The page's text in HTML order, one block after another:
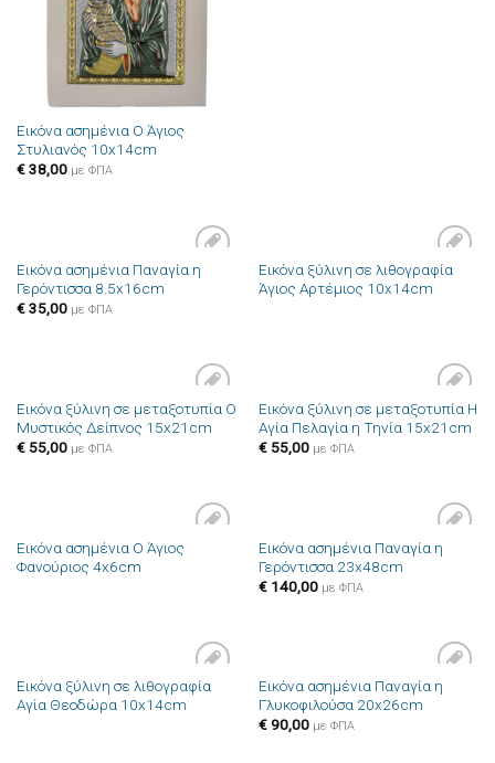
Εικόνα ασημένια Ο Άγιος
Στυλιανός 10x14cm
€38,00 με ΦΠΑ
Πρόσθήκη
στην λίστα
Εικόνα ασημένια Παναγία η
Γερόντισσα 8.5x16cm
€35,00 με ΦΠΑ
Πρόσθήκη
στην λίστα
Εικόνα ξύλινη σε λιθογραφία
Άγιος Αρτέμιος 10x14cm
Πρόσθήκη
στην λίστα
Εικόνα ξύλινη σε μεταξοτυπία Ο
Μυστικός Δείπνος 15x21cm
€55,00 με ΦΠΑ
Πρόσθήκη
στην λίστα
Εικόνα ξύλινη σε μεταξοτυπία Η
Αγία Πελαγία η Τηνία 15x21cm
€55,00 με ΦΠΑ
Πρόσθήκη
Εικόνα ασημένια Ο Άγιος
Φανούριος 4x6cm
Πρόσθήκη
Εικόνα ασημένια Παναγία η
Γερόντισσα 23x48cm
€140,00 με ΦΠΑ
Πρόσθήκη
στην λίστα
Εικόνα ξύλινη σε λιθογραφία
Αγία Θεοδώρα 10x14cm
Πρόσθήκη
στην λίστα
Εικόνα ασημένια Παναγία η
Γλυκοφιλούσα 20x26cm
€90,00 με ΦΠΑ